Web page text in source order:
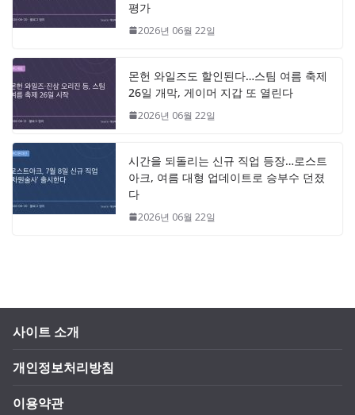
평가
2026년 06월 22일
몬헌 와일즈도 할인된다…스팀 여름 축제
26일 개막, 게이머 지갑 또 열린다
2026년 06월 22일
시간을 되돌리는 신규 직업 등장…로스트
아크, 여름 대형 업데이트로 승부수 던졌
다
2026년 06월 22일
사이트 소개
개인정보처리방침
이용약관